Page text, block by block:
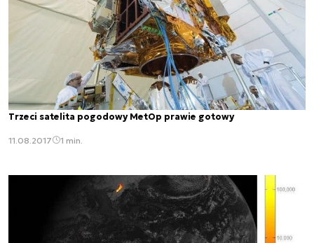
Trzeci satelita pogodowy MetOp prawie gotowy
11.08.2017 1 min.